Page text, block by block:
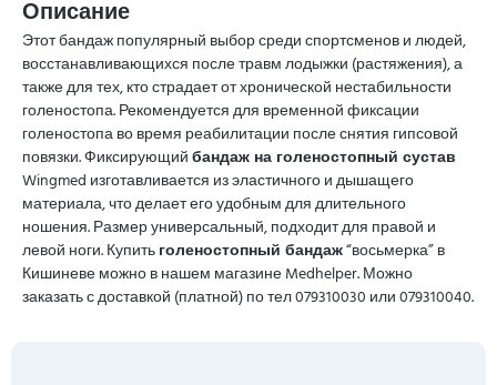
Описание
Этот бандаж популярный выбор среди спортсменов и людей,
восстанавливающихся после травм лодыжки (растяжения), а
также для тех, кто страдает от хронической нестабильности
голеностопа. Рекомендуется для временной фиксации
голеностопа во время реабилитации после снятия гипсовой
повязки. Фиксирующийбандаж на голеностопный сустав
Wingmed изготавливается из эластичного и дышащего
материала, что делает его удобным для длительного
ношения. Размер универсальный, подходит для правой и
левой ноги. Купитьголеностопный бандаж“восьмерка” в
Кишиневе можно в нашем магазине Medhelper. Можно
заказать с доставкой (платной) по тел 079310030 или 079310040.